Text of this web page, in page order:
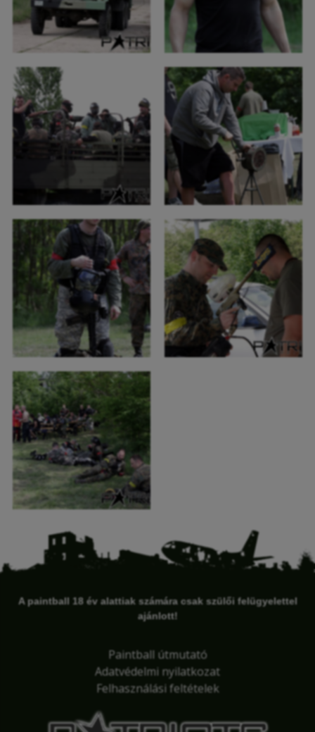
A paintball 18 év alattiak számára csak szülői felügyelettel
ajánlott!
Paintball útmutató
Adatvédelmi nyilatkozat
Felhasználási feltételek